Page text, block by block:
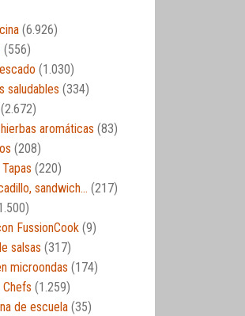
(6.926)
(556)
(1.030)
saludables (334)
(2.672)
aromáticas (83)
(208)
(220)
sandwich… (217)
FussionCook (9)
salsas (317)
microondas (174)
(1.259)
de escuela (35)